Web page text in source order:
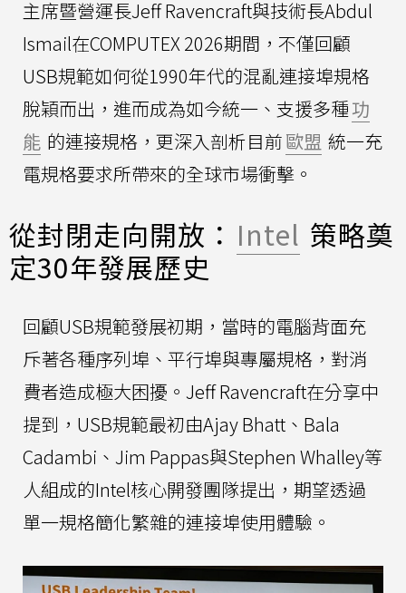
主席暨營運長Jeff Ravencraft與技術長Abdul
Ismail在COMPUTEX 2026期間，不僅回顧
USB規範如何從1990年代的混亂連接埠規格
脫穎而出，進而成為如今統一、支援多種功
能 的連接規格，更深入剖析目前歐盟 統一充
電規格要求所帶來的全球市場衝擊。
從封閉走向開放： Intel 策略奠
定30年發展歷史
回顧USB規範發展初期，當時的電腦背面充
斥著各種序列埠、平行埠與專屬規格，對消
費者造成極大困擾。Jeff Ravencraft在分享中
提到，USB規範最初由Ajay Bhatt、Bala
Cadambi、Jim Pappas與Stephen Whalley等
人組成的Intel核心開發團隊提出，期望透過
單一規格簡化繁雜的連接埠使用體驗。